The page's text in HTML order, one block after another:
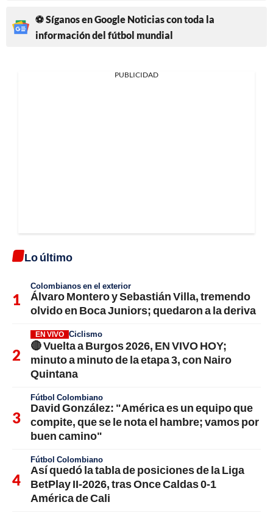
⚽ Síganos en Google Noticias con toda la
información del fútbol mundial
PUBLICIDAD
Lo último
Colombianos en el exterior
Álvaro Montero y Sebastián Villa, tremendo
olvido en Boca Juniors; quedaron a la deriva
EN VIVO Ciclismo
🔴 Vuelta a Burgos 2026, EN VIVO HOY;
minuto a minuto de la etapa 3, con Nairo
Quintana
Fútbol Colombiano
David González: "América es un equipo que
compite, que se le nota el hambre; vamos por
buen camino"
Fútbol Colombiano
Así quedó la tabla de posiciones de la Liga
BetPlay II-2026, tras Once Caldas 0-1
América de Cali